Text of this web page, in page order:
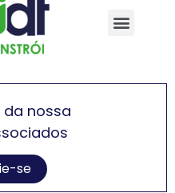
nossa
se